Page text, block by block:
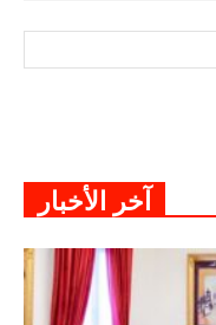
آخر الأخبار